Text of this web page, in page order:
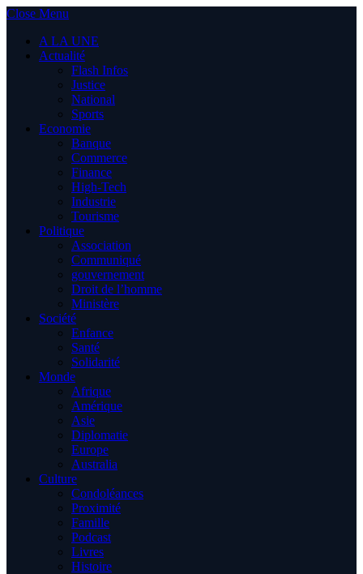
Close Menu
A LA UNE
Actualité
Flash Infos
Justice
National
Sports
Economie
Banque
Commerce
Finance
High-Tech
Industrie
Tourisme
Politique
Association
Communiqué
gouvernement
Droit de l’homme
Ministère
Société
Enfance
Santé
Solidarité
Monde
Afrique
Amérique
Asie
Diplomatie
Europe
Australia
Culture
Condoléances
Proximité
Famille
Podcast
Livres
Histoire